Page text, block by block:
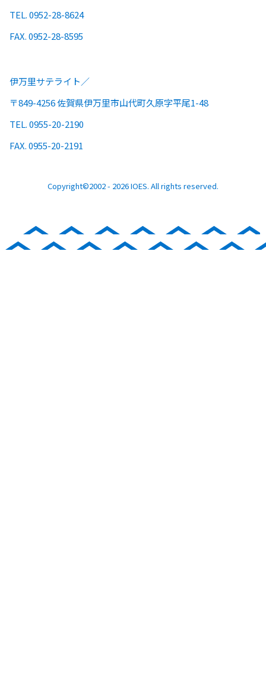
TEL. 0952-28-8624
FAX. 0952-28-8595
伊万里サテライト
〒849-4256 佐賀県伊万里市山代町久原字平尾1-48
TEL. 0955-20-2190
FAX. 0955-20-2191
Copyright©2002 - 2026 IOES. All rights reserved.